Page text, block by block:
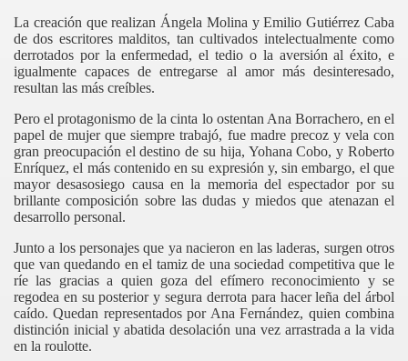
La creación que realizan Ángela Molina y Emilio Gutiérrez Caba
de dos escritores malditos, tan cultivados intelectualmente como
derrotados por la enfermedad, el tedio o la aversión al éxito, e
igualmente capaces de entregarse al amor más desinteresado,
resultan las más creíbles.
Pero el protagonismo de la cinta lo ostentan Ana Borrachero, en el
papel de mujer que siempre trabajó, fue madre precoz y vela con
gran preocupación el destino de su hija, Yohana Cobo, y Roberto
Enríquez, el más contenido en su expresión y, sin embargo, el que
mayor desasosiego causa en la memoria del espectador por su
brillante composición sobre las dudas y miedos que atenazan el
desarrollo personal.
Junto a los personajes que ya nacieron en las laderas, surgen otros
que van quedando en el tamiz de una sociedad competitiva que le
ríe las gracias a quien goza del efímero reconocimiento y se
regodea en su posterior y segura derrota para hacer leña del árbol
caído. Quedan representados por Ana Fernández, quien combina
distinción inicial y abatida desolación una vez arrastrada a la vida
en la roulotte.
muerto